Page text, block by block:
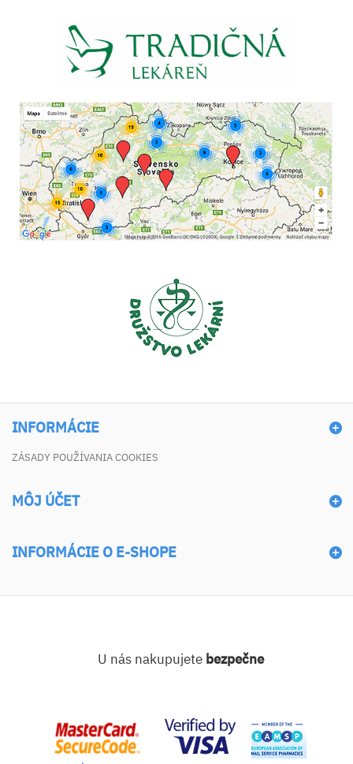
INFORMÁCIE
ZÁSADY POUŽÍVANIA COOKIES
MÔJ ÚČET
INFORMÁCIE O E-SHOPE
U nás nakupujete bezpečne